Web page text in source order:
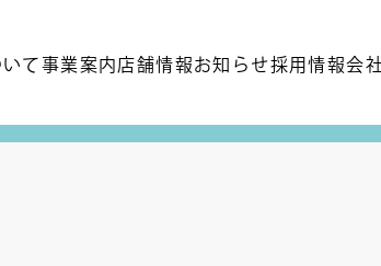
て事業案内店舗情報お知らせ採用情報会